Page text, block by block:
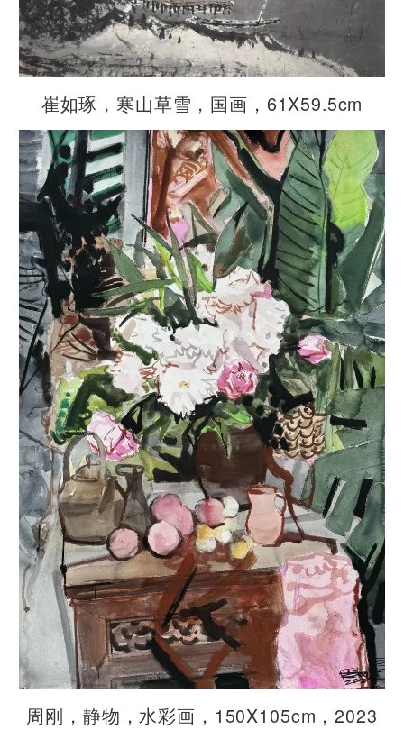
崔如琢，寒山草雪，国画，61X59.5cm
周刚，静物，水彩画，150X105cm，2023